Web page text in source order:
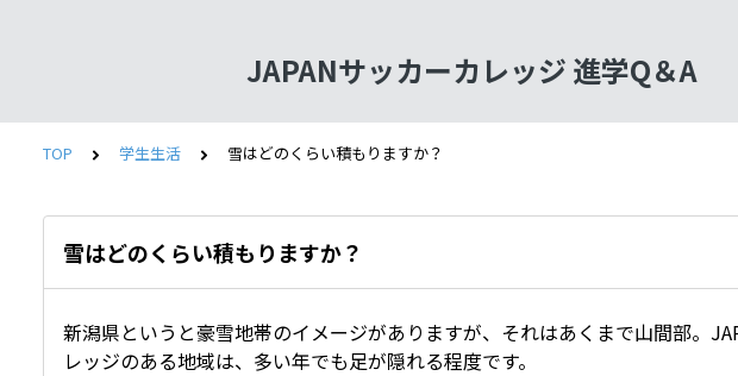
JAPANサッカーカレッジ 進学Q＆A
TOP 学生生活 雪はどのくらい積もりますか？
雪はどのくらい積もりますか？
新潟県というと豪雪地帯のイメージがありますが、それはあくまで山間部。
レッジのある地域は、多い年でも足が隠れる程度です。